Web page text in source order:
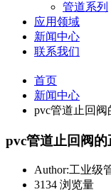
管道系列
应用领域
新闻中心
联系我们
首页
新闻中心
pvc管道止回
pvc管道止回阀
Author:工业级
3134 浏览量